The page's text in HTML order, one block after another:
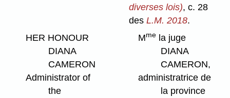
diverses lois), c. 28
desL.M. 2018.
HER HONOUR
DIANA
CAMERON
Administrator of
the
Mme la juge
DIANA
CAMERON,
administratrice de
la province